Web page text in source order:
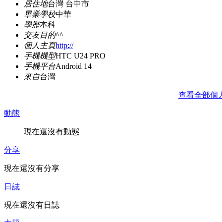
居住地台灣 台中市
畢業學校中華
學歷本科
交友目的^^
個人主頁http://
手機機型HTC U24 PRO
手機平台Android 14
來自台灣
查看全部個
動態
現在還沒有動態
分享
現在還沒有分享
日誌
現在還沒有日誌